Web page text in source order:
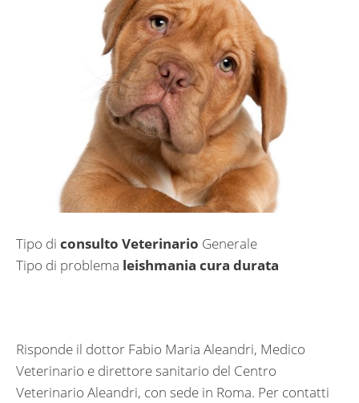
Tipo di consulto Veterinario Generale
Tipo di problema leishmania cura durata
Risponde il dottor Fabio Maria Aleandri, Medico
Veterinario e direttore sanitario del Centro
Veterinario Aleandri, con sede in Roma. Per contatti